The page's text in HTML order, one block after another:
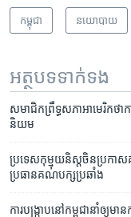
កម្ពុជា នយោបាយ
អត្ថបទ​ទាក់ទង
សមាជិក​ព្រឹទ្ធសភា​អាមេរិក​ថ
និយម
ប្រទេស​កុម្មុយនិស្ត​​ចិន​ប្រកា
ប្រធាន​គណបក្ស​ប្រឆាំង​
ការ​បង្រ្កាប​នៅ​កម្ពុជា​នាំ​ឲ្